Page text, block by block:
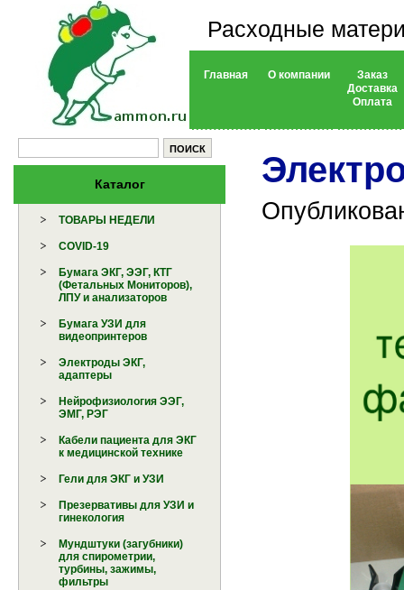
Расходные
Главная О компании
Заказ
Доставка
Оплата
Каталог
ТОВАРЫ НЕДЕЛИ
COVID-19
Бумага ЭКГ, ЭЭГ, КТГ
(Фетальных Мониторов),
ЛПУ и анализаторов
Бумага УЗИ для
видеопринтеров
Электроды ЭКГ,
адаптеры
Нейрофизиология ЭЭГ,
ЭМГ, РЭГ
Кабели пациента для ЭКГ
к медицинской технике
Гели для ЭКГ и УЗИ
Презервативы для УЗИ и
гинекология
Мундштуки (загубники)
для спирометрии,
турбины, зажимы,
фильтры